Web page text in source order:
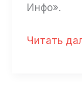
Инфо».
Читать